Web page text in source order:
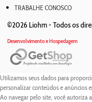
TRABALHE CONOSCO
©2026 Liohm - Todos os
Desenvolvimento e Hospedagem
Utilizamos seus dados para
personalizar conteúdos e anúncios
Ao navegar pelo site, você autoriza a